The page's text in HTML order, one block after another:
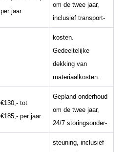
per jaar
om de twee jaar,
inclusief transport-
kosten.
Gedeeltelijke
dekking van
materiaalkosten.
€130,- tot
€185,- per jaar
Gepland onderhoud
om de twee jaar,
24/7 storingsonder-
steuning, inclusief